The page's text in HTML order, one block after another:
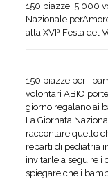
150 piazze, 5.000
Nazionale
alla XVIª Festa del
150 piazze per i
volontari ABIO
giorno regalano ai
La Giornata
raccontare quello
reparti di pediatria
invitarle a seguire i
spiegare che i